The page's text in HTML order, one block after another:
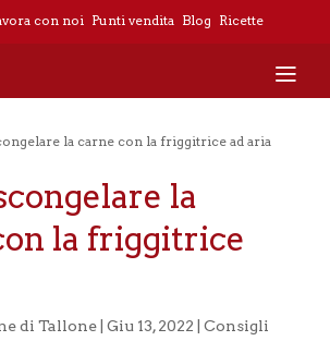
con noi Punti vendita Blog Ricette
la carne con la friggitrice ad aria
la
la friggitrice
di Tallone| Giu 13, 2022 Consigli